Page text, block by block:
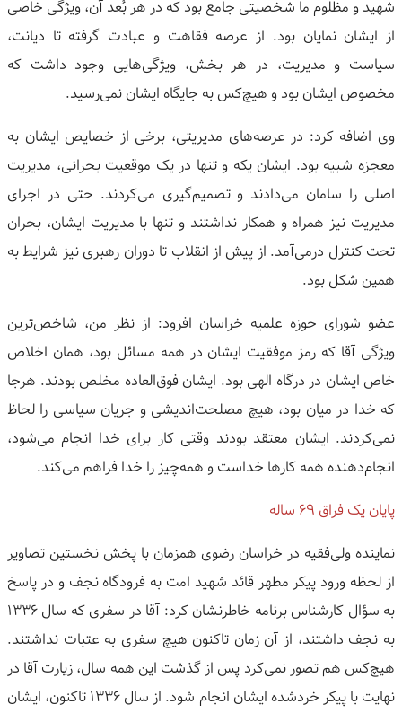
شهید و مظلوم ما شخصیتی جامع بود که در هر بُعد آن، ویژگی خاصی
از ایشان نمایان بود. از عرصه فقاهت و عبادت گرفته تا دیانت،
سیاست و مدیریت، در هر بخش، ویژگی‌هایی وجود داشت که
مخصوص ایشان بود و هیچ‌کس به جایگاه ایشان نمی‌رسید.
وی اضافه کرد: در عرصه‌های مدیریتی، برخی از خصایص ایشان به
معجزه شبیه بود. ایشان یکه و تنها در یک موقعیت بحرانی، مدیریت
اصلی را سامان می‌دادند و تصمیم‌گیری می‌کردند. حتی در اجرای
مدیریت نیز همراه و همکار نداشتند و تنها با مدیریت ایشان، بحران
تحت کنترل درمی‌آمد. از پیش از انقلاب تا دوران رهبری نیز شرایط به
همین شکل بود.
عضو شورای حوزه علمیه خراسان افزود: از نظر من، شاخص‌ترین
ویژگی آقا که رمز موفقیت ایشان در همه مسائل بود، همان اخلاص
خاص ایشان در درگاه الهی بود. ایشان فوق‌العاده مخلص بودند. هرجا
که خدا در میان بود، هیچ مصلحت‌اندیشی و جریان سیاسی را لحاظ
نمی‌کردند. ایشان معتقد بودند وقتی کار برای خدا انجام می‌شود،
انجام‌دهنده همه کارها خداست و همه‌چیز را خدا فراهم می‌کند.
پایان یک فراق ۶۹ ساله
نماینده ولی‌فقیه در خراسان رضوی همزمان با پخش نخستین تصاویر
از لحظه ورود پیکر مطهر قائد شهید امت به فرودگاه نجف و در پاسخ
به سؤال کارشناس برنامه خاطرنشان کرد: آقا در سفری که سال ۱۳۳۶
به نجف داشتند، از آن زمان تاکنون هیچ سفری به عتبات نداشتند.
هیچ‌کس هم تصور نمی‌کرد پس از گذشت این همه سال، زیارت آقا در
نهایت با پیکر خردشده ایشان انجام شود. از سال ۱۳۳۶ تاکنون، ایشان